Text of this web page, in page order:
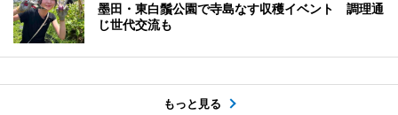
墨田・東白鬚公園で寺島なす収穫イベント 調理通
じ世代交流も
もっと見る